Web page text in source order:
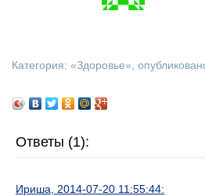
Категория: «Здоровье»,
Ответы (1):
Ириша, 2014-07-20 11:55:44: